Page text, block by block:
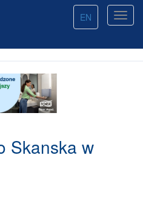
EN
Skanska w